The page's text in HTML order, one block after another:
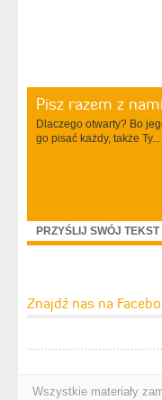
Pisz razem z nami
Dlaczego otwarty? Bo
go pisać każdy, także Ty...
PRZYŚLIJ SWÓJ
Znajdź nas na
Wszystkie materiały